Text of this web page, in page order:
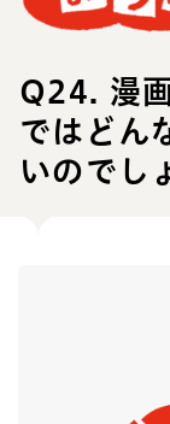
Q24. 漫
ではどん
いのでし